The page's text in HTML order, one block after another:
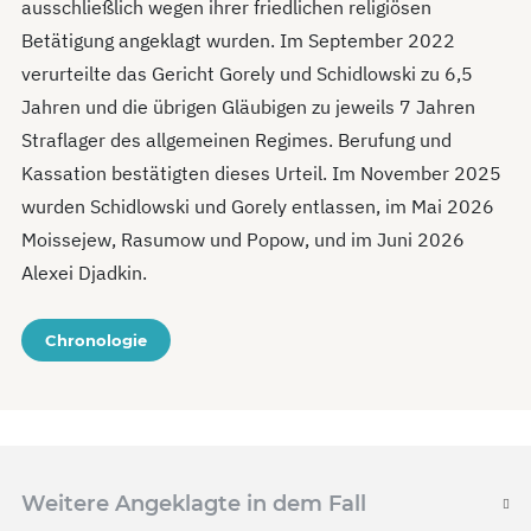
ausschließlich wegen ihrer friedlichen religiösen
Betätigung angeklagt wurden. Im September 2022
verurteilte das Gericht Gorely und Schidlow­ski zu 6,5
Jahren und die übrigen Gläubigen zu jeweils 7 Jahren
Straflager des allgemeinen Regimes. Berufung und
Kassation bestätigten dieses Urteil. Im November 2025
wurden Schidlow­ski und Gorely entlassen, im Mai 2026
Moissejew, Rasumow und Popow, und im Juni 2026
Alexei Djadkin.
Chronologie
Weitere Angeklagte in dem Fall